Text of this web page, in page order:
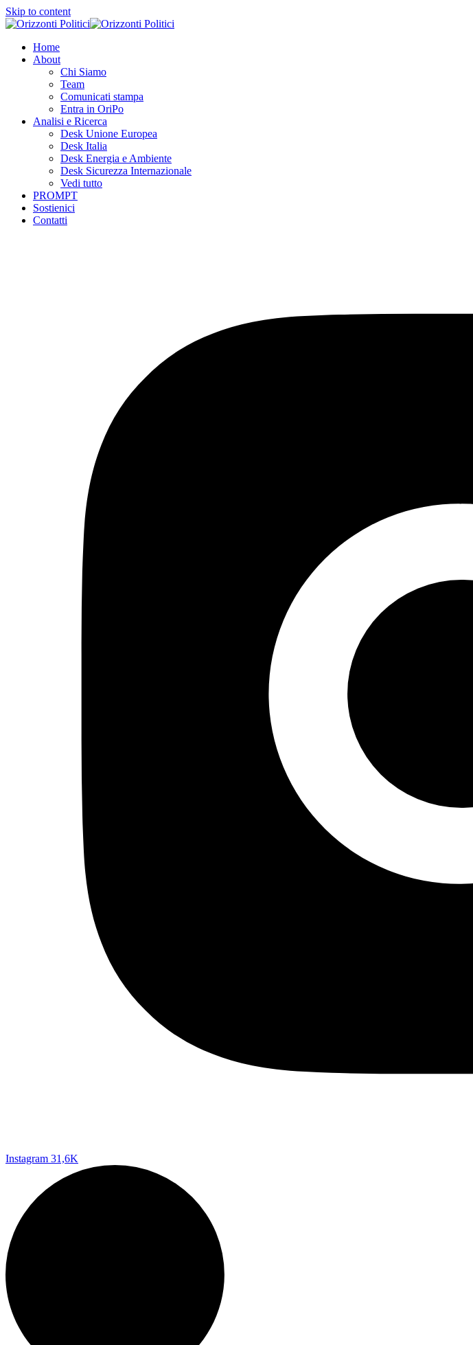
Skip to content
Home
About
Chi Siamo
Team
Comunicati stampa
Entra in OriPo
Analisi e Ricerca
Desk Unione Europea
Desk Italia
Desk Energia e Ambiente
Desk Sicurezza Internazionale
Vedi tutto
PROMPT
Sostienici
Contatti
Instagram 31,6K